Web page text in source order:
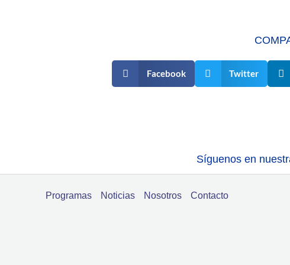
Facebook Twitter
Síguenos en
Programas Noticias Nosotros Contacto